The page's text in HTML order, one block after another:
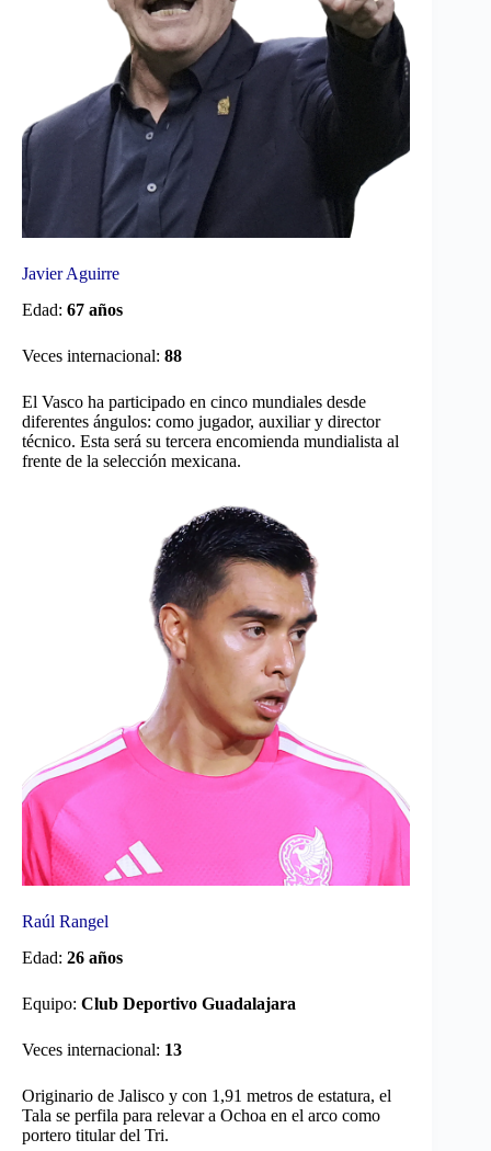
Javier Aguirre
Edad: 67 años
Veces internacional: 88
El Vasco ha participado en cinco mundiales desde
diferentes ángulos: como jugador, auxiliar y director
técnico. Esta será su tercera encomienda mundialista al
frente de la selección mexicana.
Raúl Rangel
Edad: 26 años
Equipo: Club Deportivo Guadalajara
Veces internacional: 13
Originario de Jalisco y con 1,91 metros de estatura, el
Tala se perfila para relevar a Ochoa en el arco como
portero titular del Tri.